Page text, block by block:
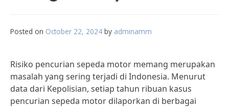
Posted on October 22, 2024 by adminamm
Risiko pencurian sepeda motor memang merupakan
masalah yang sering terjadi di Indonesia. Menurut
data dari Kepolisian, setiap tahun ribuan kasus
pencurian sepeda motor dilaporkan di berbagai